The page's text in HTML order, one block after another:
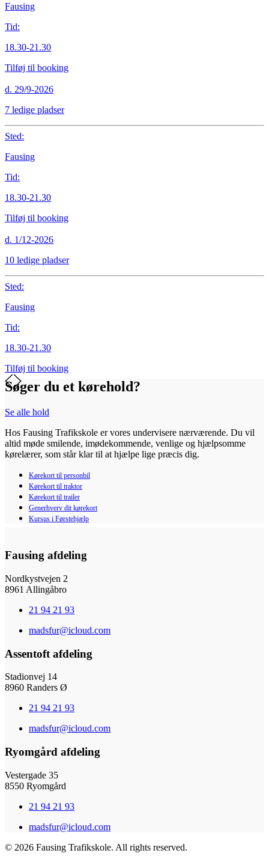
Fausing
Tid:
18.30-21.30
Tilføj til booking
d. 29/9-2026
7 ledige pladser
Sted:
Fausing
Tid:
18.30-21.30
Tilføj til booking
d. 1/12-2026
10 ledige pladser
Sted:
Fausing
Tid:
18.30-21.30
Tilføj til booking
Søger du et kørehold?
Se alle hold
Hos Fausing Trafikskole er vores undervisere nærværende. Du vil
altid møde smilende, imødekommende, venlige og hjælpsomme
kørelærer, som står klar til at hjælpe lige præcis dig.
Kørekort til personbil
Kørekort til traktor
Kørekort til trailer
Generhverv dit kørekort
Kursus i Førstehjælp
Fausing afdeling
Nordkystvejen 2
8961 Allingåbro
21 94 21 93
madsfur@icloud.com
Assentoft afdeling
Stadionvej 14
8960 Randers Ø
21 94 21 93
madsfur@icloud.com
Ryomgård afdeling
Vestergade 35
8550 Ryomgård
21 94 21 93
madsfur@icloud.com
© 2026 Fausing Trafikskole. All rights reserved.